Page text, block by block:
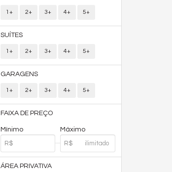
1+ 2+ 3+ 4+ 5+
SUÍTES
1+ 2+ 3+ 4+ 5+
GARAGENS
1+ 2+ 3+ 4+ 5+
FAIXA DE PREÇO
Mínimo Máximo
ÁREA PRIVATIVA